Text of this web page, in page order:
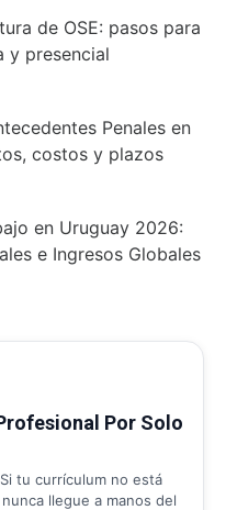
de OSE: pasos para
y presencial
Penales en
costos y plazos
en Uruguay 2026:
e Ingresos Globales
Por Solo
tu currículum no está
llegue a manos del